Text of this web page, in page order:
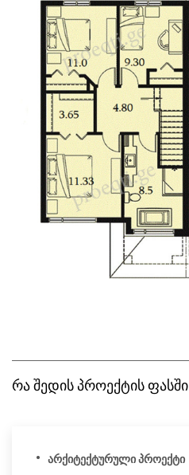
რა შედის პროექტის ფასში
არქიტექტურული პროექტი